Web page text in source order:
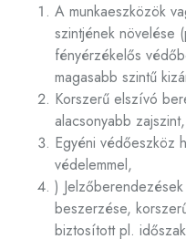
A munkaeszközök
szintjének növelése
fényérzékelős
magasabb szintű
Korszerű elszívó
alacsonyabb
Egyéni védőeszköz
védelemmel,
)
beszerzése,
biztosított pl.